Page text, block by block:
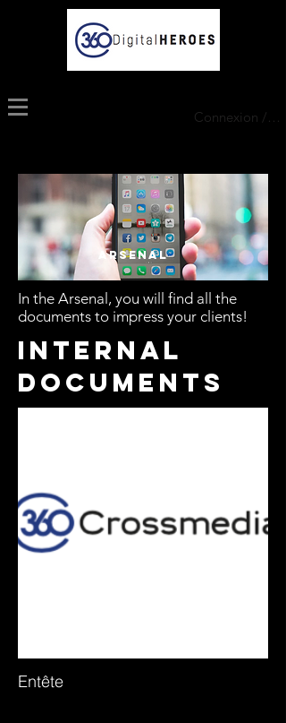
Connexion /
ARSENAL
In the Arsenal, you will find all the
documents to impress your clients!
Internal
documents
Entête